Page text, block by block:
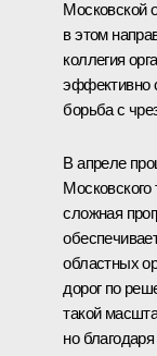
Московской
в этом
коллегия
эффективно
борьба с
В апреле
Московского
сложная
областных
дорог по
такой
но